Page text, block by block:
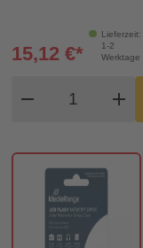
Lieferzeit:
1-2
Werktage
15,12 €*
remove
Produkt
add